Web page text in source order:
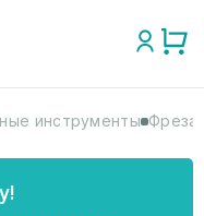
инструменты Фреза